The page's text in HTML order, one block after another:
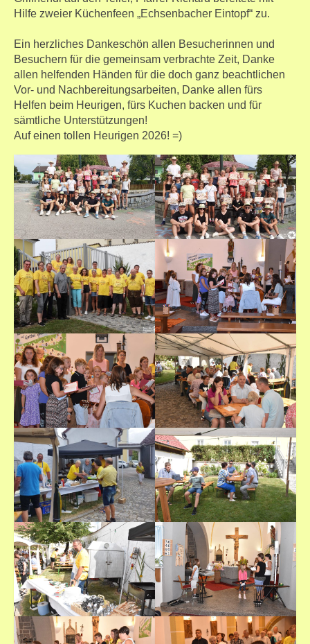
Hilfe zweier Küchenfeen „Echsenbacher Eintopf“ zu.
Ein herzliches Dankeschön allen Besucherinnen und
Besuchern für die gemeinsam verbrachte Zeit, Danke
allen helfenden Händen für die doch ganz beachtlichen
Vor- und Nachbereitungsarbeiten, Danke allen fürs
Helfen beim Heurigen, fürs Kuchen backen und für
sämtliche Unterstützungen!
Auf einen tollen Heurigen 2026! =)